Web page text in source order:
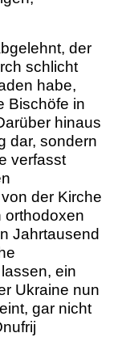
der
schlicht
habe,
Bischöfe in
hinaus
dar, sondern
verfasst
der Kirche
orthodoxen
Jahrtausend
ein
Ukraine nun
gar nicht